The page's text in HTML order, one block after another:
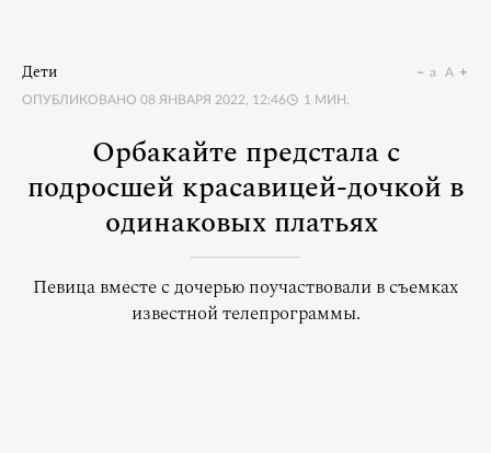
Дети
ОПУБЛИКОВАНО 08 ЯНВАРЯ 2022, 12:46 1 МИН.
a A
Орбакайте предстала с
подросшей красавицей-дочкой в
одинаковых платьях
Певица вместе с дочерью поучаствовали в съемках
известной телепрограммы.